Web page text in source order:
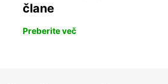
člane
Preberite več